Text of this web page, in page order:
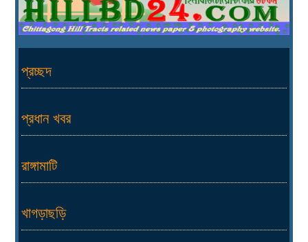
প্রচ্ছদ
প্রধান খবর
রাঙ্গামাটি
খাগড়াছড়ি